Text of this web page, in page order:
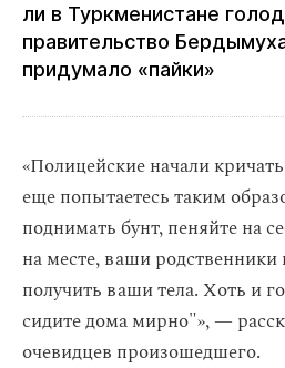
ли в Туркменистане
правительство
придумало «пайки»
«Полицейские начали
еще попытаетесь таким
поднимать бунт, пеняйте на
на месте, ваши родственники
получить ваши тела. Хоть и
сидите дома мирно"», —
очевидцев произошедшего.